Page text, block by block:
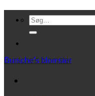
Fortsæt
indhold
Søg
efter:
Bursche's blomster